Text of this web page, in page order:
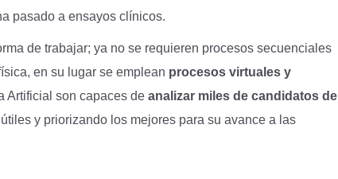
pasado a ensayos clínicos.
de trabajar; ya no se requieren procesos secuenciales
en su lugar se emplean procesos virtuales y
Artificial son capaces de analizar miles de candidatos de
y priorizando los mejores para su avance a las